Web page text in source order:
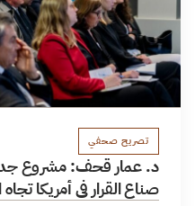
تصريح صحفي
د. عمار قحف: مشروع
صناع القرار في أمريكا